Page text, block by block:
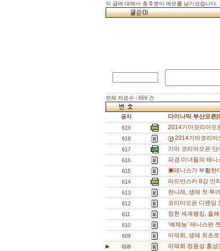
이 글에 대해서 총 0 분이 메모를 남기셨습니다.
전체 자료수 : 659 건
공지 다이나믹 부산오픈
619 2014기아코리아오
618 2014기아코리
617 기아 코리아오픈
616 파경 미녀들의 테
615 ▣테니스가 부활한
614 라드반스카 8강 안
613 한나래, 생애 첫 투
612 코리아오픈 디펜딩
611 정현 세계랭킹, 올
610 ‘예체능’ 테니스편
609 이덕희, 생애 최초
▶ 608 이덕희 정윤성 홍